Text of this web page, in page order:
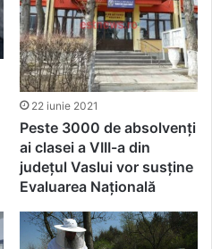
22 iunie 2021
Peste 3000 de absolvenți
ai clasei a VIII-a din
județul Vaslui vor susține
Evaluarea Națională